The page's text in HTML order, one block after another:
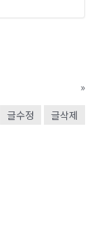
»
글수정
글삭제